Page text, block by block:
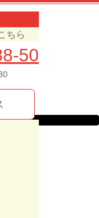
ちら
50